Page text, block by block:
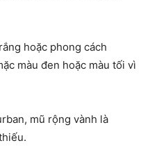
hoặc phong cách
màu đen hoặc màu tối vì
mũ rộng vành là